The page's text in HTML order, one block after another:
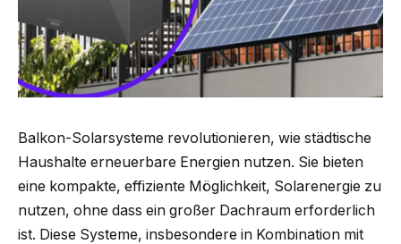
Balkon-Solarsysteme revolutionieren, wie städtische
Haushalte erneuerbare Energien nutzen. Sie bieten
eine kompakte, effiziente Möglichkeit, Solarenergie zu
nutzen, ohne dass ein großer Dachraum erforderlich
ist. Diese Systeme, insbesondere in Kombination mit